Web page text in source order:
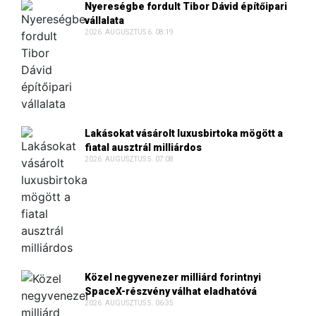
Nyereségbe fordult Tibor Dávid építőipari
vállalata
2026. AUGUSZTUS 6. 08:19
Lakásokat vásárolt luxusbirtoka mögött a
fiatal ausztrál milliárdos
2026. AUGUSZTUS 5. 07:08
Közel negyvenezer milliárd forintnyi
SpaceX-részvény válhat eladhatóvá
2026. AUGUSZTUS 5. 06:35